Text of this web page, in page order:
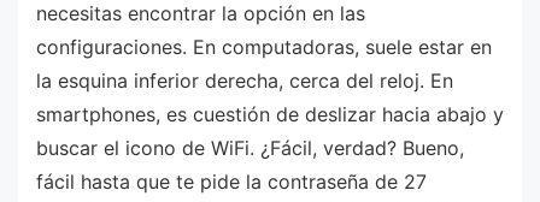
necesitas encontrar la opción en las
configuraciones. En computadoras, suele estar en
la esquina inferior derecha, cerca del reloj. En
smartphones, es cuestión de deslizar hacia abajo y
buscar el icono de WiFi. ¿Fácil, verdad? Bueno,
fácil hasta que te pide la contraseña de 27